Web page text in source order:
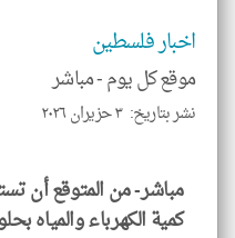
اخبار فلسطين
موقع كل يوم -مباشر
نشر بتاريخ: ٣ حزيران ٢٠٢٦
مباشر- من المتوقع أن